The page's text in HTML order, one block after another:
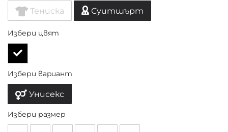
Тениска Суитшърт
Избери цвят
Избери вариант
Унисекс
Избери размер